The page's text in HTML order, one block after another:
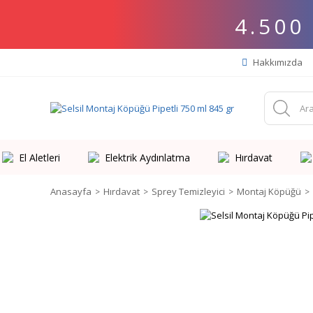
4.500
Hakkımızda
El Aletleri Elektrik Aydınlatma Hırdavat
Anasayfa Hırdavat Sprey Temizleyici Montaj Köpüğü